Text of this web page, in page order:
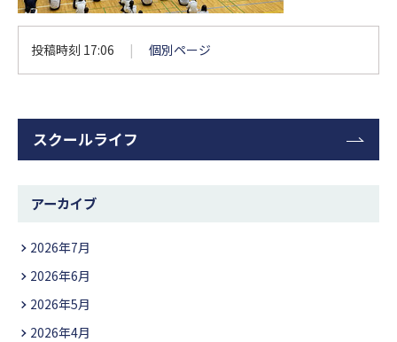
投稿時刻 17:06 | 個別ページ
スクールライフ
アーカイブ
2026年7月
2026年6月
2026年5月
2026年4月